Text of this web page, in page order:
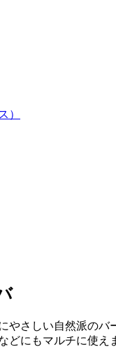
）
やさしい自然派のバ
どにもマルチに使え